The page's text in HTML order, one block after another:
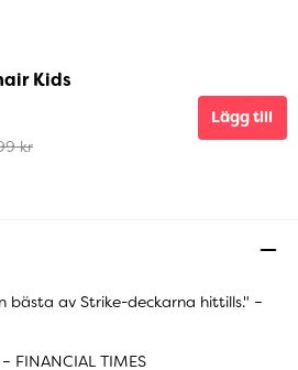
Kids
kr
Lägg till
bästa av Strike-deckarna hittills." –
FINANCIAL TIMES